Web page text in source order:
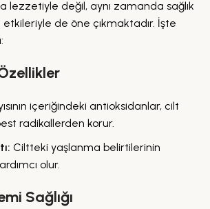
lezzetiyle değil, aynı zamanda sağlık
de öne çıkmaktadır. İşte
içeriğindeki antioksidanlar, cilt
radikallerden korur.
Ciltteki yaşlanma belirtilerinin
olur.
Sağlığı